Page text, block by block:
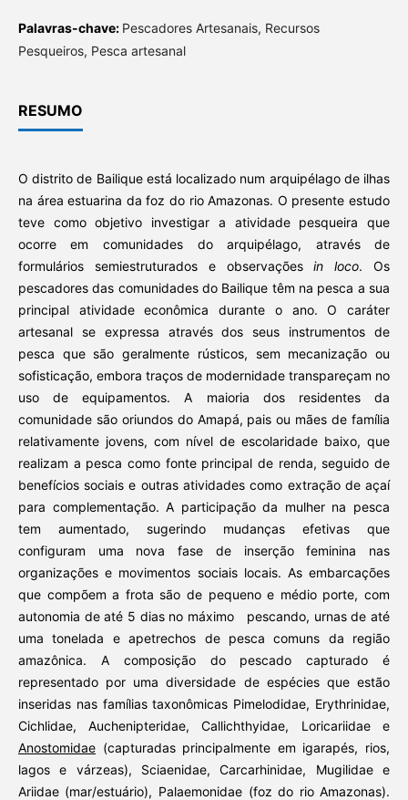
Palavras-chave: Pescadores Artesanais, Recursos
Pesqueiros, Pesca artesanal
RESUMO
O distrito de Bailique está localizado num arquipélago de ilhas
na área estuarina da foz do rio Amazonas. O presente estudo
teve como objetivo investigar a atividade pesqueira que
ocorre em comunidades do arquipélago, através de
formulários semiestruturados e observaçõesin loco. Os
pescadores das comunidades do Bailique têm na pesca a sua
principal atividade econômica durante o ano. O caráter
artesanal se expressa através dos seus instrumentos de
pesca que são geralmente rústicos, sem mecanização ou
sofisticação, embora traços de modernidade transpareçam no
uso de equipamentos. A maioria dos residentes da
comunidade são oriundos do Amapá, pais ou mães de família
relativamente jovens, com nível de escolaridade baixo, que
realizam a pesca como fonte principal de renda, seguido de
benefícios sociais e outras atividades como extração de açaí
para complementação. A participação da mulher na pesca
tem aumentado, sugerindo mudanças efetivas que
configuram uma nova fase de inserção feminina nas
organizações e movimentos sociais locais. As embarcações
que compõem a frota são de pequeno e médio porte, com
autonomia de até 5 dias no máximo pescando, urnas de até
uma tonelada e apetrechos de pesca comuns da região
amazônica. A composição do pescado capturado é
representado por uma diversidade de espécies que estão
inseridas nas famílias taxonômicas Pimelodidae, Erythrinidae,
Cichlidae, Auchenipteridae,
Callichthyidae, Loricariidae e
Anostomidae(capturadas principalmente em igarapés, rios,
lagos e várzeas), Sciaenidae, Carcarhinidae, Mugilidae e
Ariidae (mar/estuário), Palaemonidae (foz do rio Amazonas).